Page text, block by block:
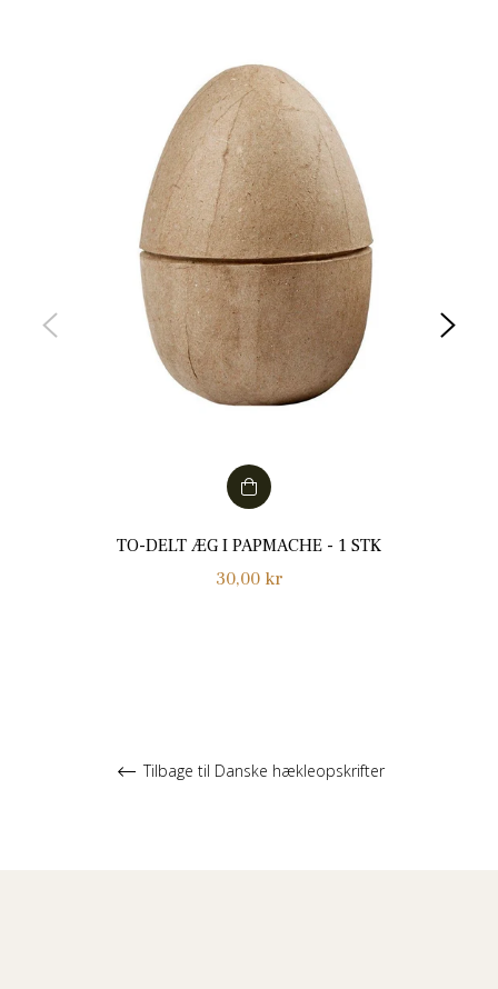
TO-DELT ÆG I PAPMACHE - 1 STK
Normalpris
30,00 kr
Tilbage til Danske hækleopskrifter